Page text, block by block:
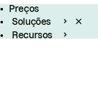
Preços
Soluções
Recursos